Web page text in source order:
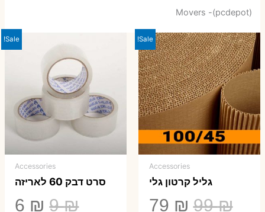
Movers -(pcdepot)
Sale!
Accessories
גליל קרטון גלי
99₪
המחיר
79 ₪
Sale!
Accessories
סרט דבק 60 לאריזה
9₪
6 ₪